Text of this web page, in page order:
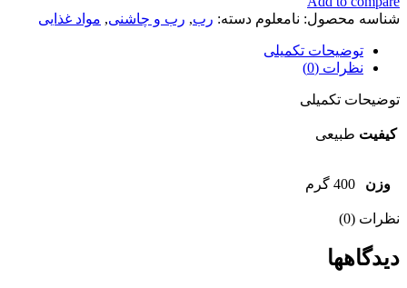
شناسه محصول: نامعلوم دسته: رب, رب و چاشنی, مواد غذایی
توضیحات تکمیلی
نظرات (0)
توضیحات تکمیلی
کیفیت طبیعی
وزن 400 گرم
نظرات (0)
دیدگاهها